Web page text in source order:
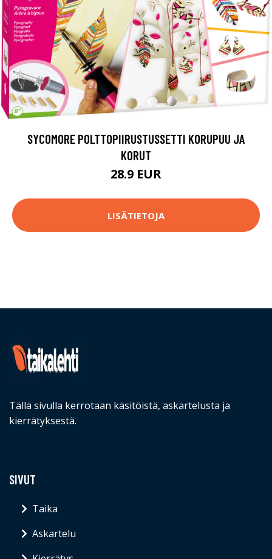
SYCOMORE POLTTOPIIRUSTUSSETTI KORUPUU JA
KORUT
28.9 EUR
LISÄTIETOJA
Tällä sivulla kerrotaan käsitöistä, askartelusta ja
kierrätyksestä.
SIVUT
Taika
Askartelu